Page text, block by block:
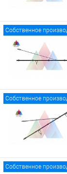
Собственное
Собственное
Собственное